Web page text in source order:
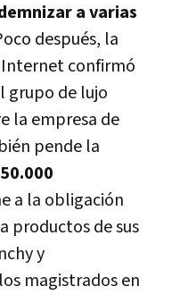
a varias
después, la
confirmó
grupo de lujo
la empresa de
pende la
a la obligación
productos de sus
y
magistrados en